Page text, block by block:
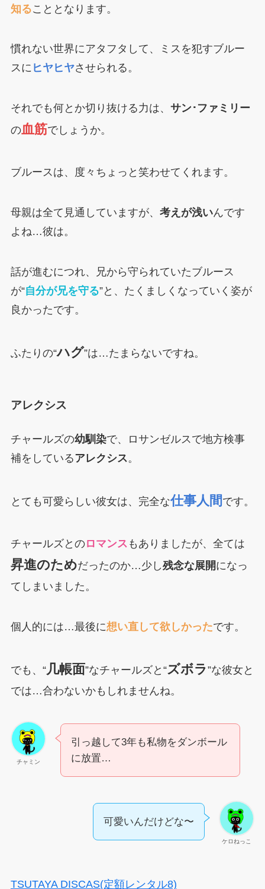
知ることとなります。
慣れない世界にアタフタして、ミスを犯すブルー
スに ヒヤヒヤさせられる。
それでも何とか切り抜ける力は、 サン･ファミリー
の血筋でしょうか。
ブルースは、度々ちょっと笑わせてくれます。
母親は全て見通していますが、 考えが浅いんです
よね…彼は。
話が進むにつれ、兄から守られていたブルース
が“自分が兄を守る”と、たくましくなっていく姿が
良かったです。
ふたりの“ハグ”は…たまらないですね。
アレクシス
チャールズの幼馴染で、ロサンゼルスで地方検事
補をしているアレクシス。
とても可愛らしい彼女は、完全な仕事人間 です。
チャールズとのロマンス もありましたが、全ては
昇進のためだったのか…少し残念な展開になっ
てしまいました。
個人的には…最後に想い直して欲しかったです。
でも、“几帳面”なチャールズと“ズボラ”な彼女と
では…合わないかもしれませんね。
チャミン
引っ越して3年も私物をダンボール
に放置…
ケロねっこ
可愛いんだけどな〜
TSUTAYA DISCAS(定額レンタル8)